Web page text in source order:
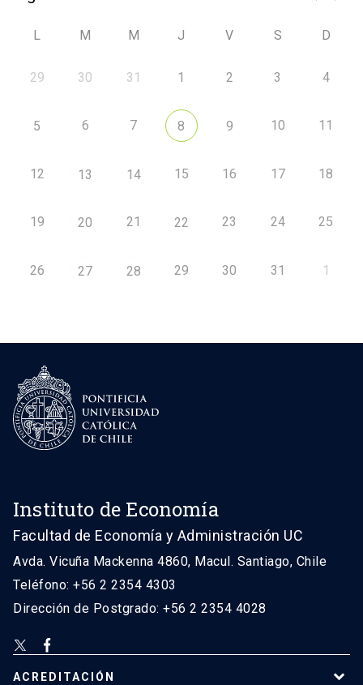
L M M J V S D
29 30 31 1 2 3 4
5 6 7 8 9 10 11
12 13 14 15 16 17 18
19 20 21 22 23 24 25
26 27 28 29 30 31 1
Instituto de Economía
Facultad de Economía y Administración UC
Avda. Vicuña Mackenna 4860, Macul. Santiago, Chile
Teléfono: +56 2 2354 4303
Dirección de Postgrado: +56 2 2354 4028
ACREDITACIÓN